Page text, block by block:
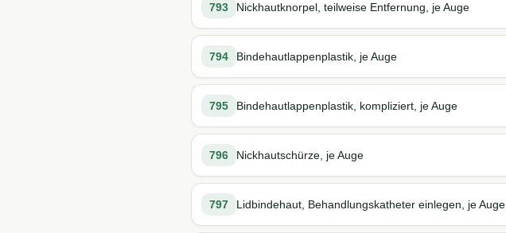
793 Nickhautknorpel, teilweise Entfernung, je Auge
794 Bindehautlappenplastik, je Auge
795 Bindehautlappenplastik, kompliziert, je Auge
796 Nickhautschürze, je Auge
797 Lidbindehaut, Behandlungskatheter einlegen, je Auge